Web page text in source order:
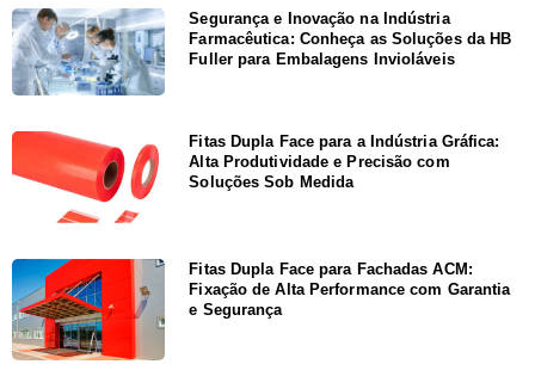
Segurança e Inovação na Indústria
Farmacêutica: Conheça as Soluções da HB
Fuller para Embalagens Invioláveis
Fitas Dupla Face para a Indústria Gráfica:
Alta Produtividade e Precisão com
Soluções Sob Medida
Fitas Dupla Face para Fachadas ACM:
Fixação de Alta Performance com Garantia
e Segurança